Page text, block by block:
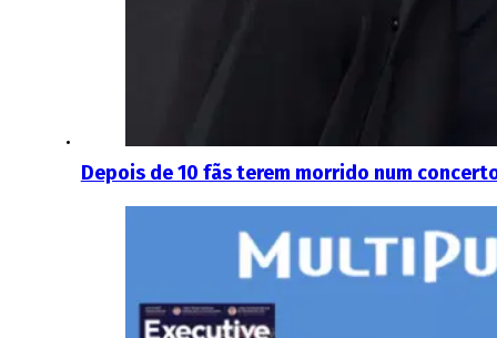
Depois de 10 fãs terem morrido num